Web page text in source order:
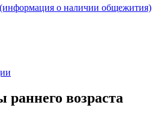
о наличии общежития)
возраста